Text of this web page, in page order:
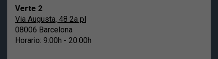
Verte 2
Via Augusta, 48 2a pl
08006 Barcelona
Horario: 9:00h - 20:00h